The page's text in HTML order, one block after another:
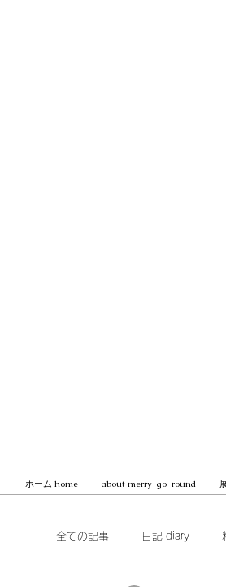
ホーム home about merry-go-round
全ての記事 日記 diary